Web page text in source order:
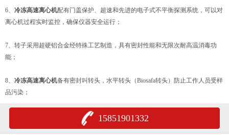
6、 冷冻高速离心机配有门盖保护、超速和先进的电子式不平衡探测系统，可以对
离心机过程实时监控，确保仪器安全运行；
7、转子采用超硬铝合金经特殊工艺制造，具有密封性能和无限次耐高温消毒功
能；
8、 冷冻高速离心机备有密封叫转头，水平转头（Biosafa转头）防止工作人员受样
品污染；
15851901332